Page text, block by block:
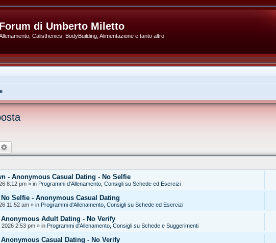
Forum di Umberto Miletto
Calisthenics, BodyBuilding, Alimentazione e tanto altro
- Anonymous Casual Dating - No Selfie
8:12 pm » in Programmi d'Allenamento, Consigli su Schede ed Esercizi
Selfie - Anonymous Casual Dating
11:52 am » in Programmi d'Allenamento, Consigli su Schede ed Esercizi
Adult Dating - No Verify
2:53 pm » in Programmi d'Allenamento, Consigli su Schede e Suggerimenti
Casual Dating - No Verify